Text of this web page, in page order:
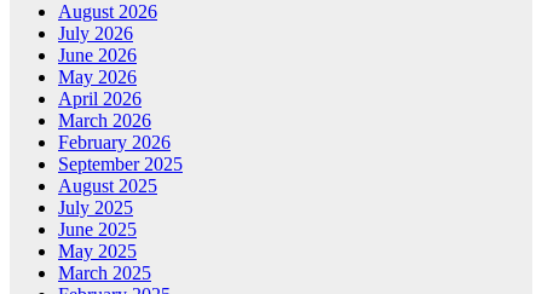
August 2026
July 2026
June 2026
May 2026
April 2026
March 2026
February 2026
September 2025
August 2025
July 2025
June 2025
May 2025
March 2025